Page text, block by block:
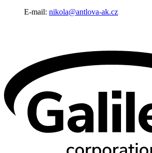
E-mail: nikola@antlova-ak.cz